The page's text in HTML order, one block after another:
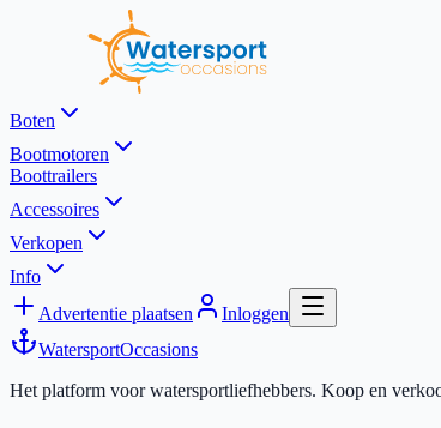
Boten
Bootmotoren
Boottrailers
Accessoires
Verkopen
Info
Advertentie plaatsen
Inloggen
WatersportOccasions
Het platform voor watersportliefhebbers. Koop en